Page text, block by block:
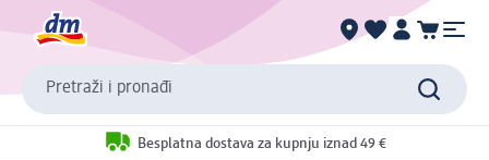
Pretraži i pronađi
Besplatna dostava za kupnju iznad 49 €